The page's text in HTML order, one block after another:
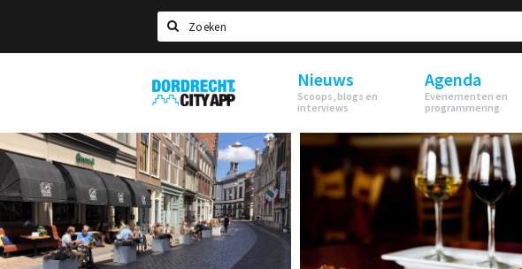
Zoeken
Dordrecht
City
Nieuws
Scoops, blogs en
interviews
Agenda
Evenementen en
programmering